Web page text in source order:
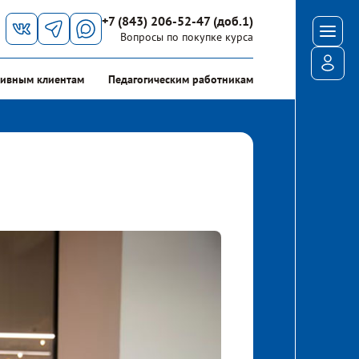
+7 (843) 206-52-47 (доб.1)
Вопросы по покупке курса
клиентам Педагогическим работникам
Меню